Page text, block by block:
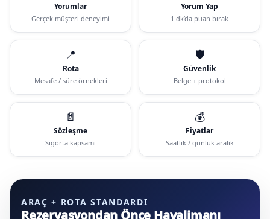
Yorumlar
Gerçek müşteri deneyimi
Yorum Yap
1 dk’da puan bırak
📍
Rota
Mesafe / süre örnekleri
🛡️
Güvenlik
Belge + protokol
📄
Sözleşme
Sigorta kapsamı
💰
Fiyatlar
Saatlik / günlük aralık
ARAÇ + ROTA STANDARDI
Rezervasyondan Önce Havalimanı